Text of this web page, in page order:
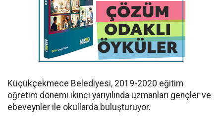
Küçükçekmece Belediyesi, 2019-2020 eğitim
öğretim dönemi ikinci yarıyılında uzmanları gençler ve
ebeveynler ile okullarda buluşturuyor.